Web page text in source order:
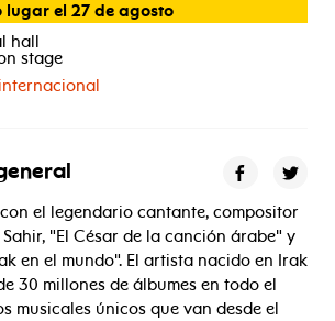
lugar el 27 de agosto
hall
stage
el legendario cantante, compositor
"El César de la canción árabe" y
en el mundo". El artista nacido en Irak
30 millones de álbumes en todo el
musicales únicos que van desde el